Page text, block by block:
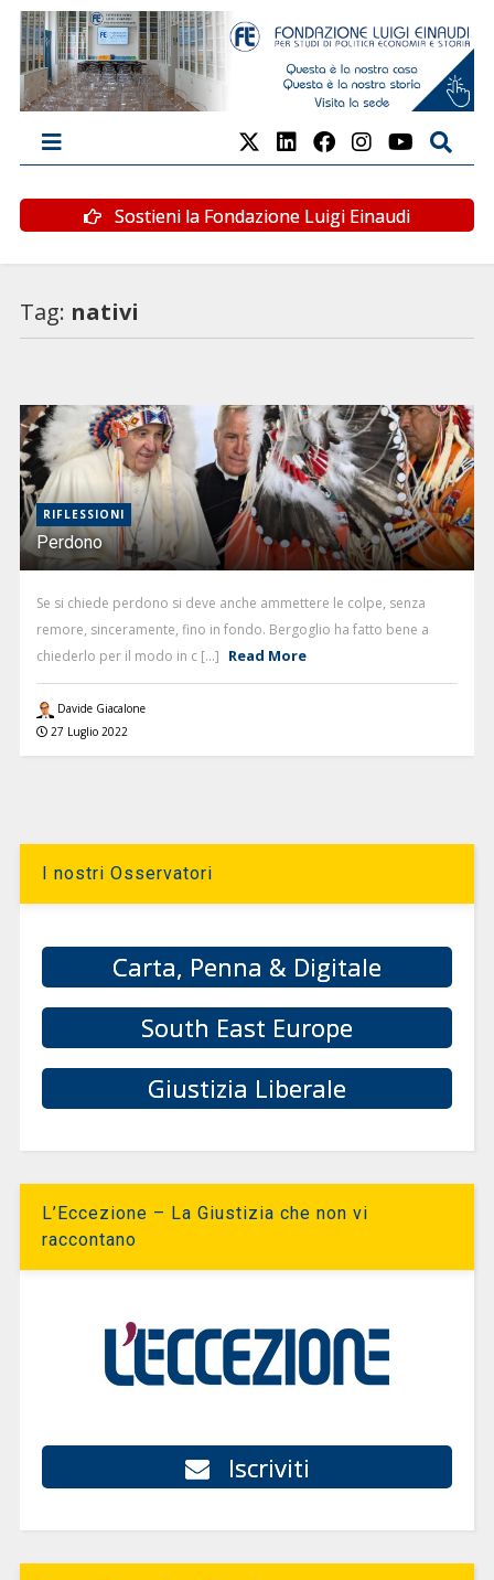
Sostieni la Fondazione Luigi Einaudi
Tag: nativi
RIFLESSIONI
Perdono
Se si chiede perdono si deve anche ammettere le colpe, senza
remore, sinceramente, fino in fondo. Bergoglio ha fatto bene a
chiederlo per il modo in c [...] Read More
Davide Giacalone
27 Luglio 2022
I nostri Osservatori
Carta, Penna & Digitale
South East Europe
Giustizia Liberale
L’Eccezione – La Giustizia che non vi
raccontano
Iscriviti